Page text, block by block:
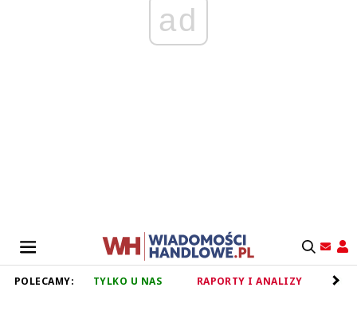
ad
POLECAMY: TYLKO U NAS RAPORTY I ANALIZY